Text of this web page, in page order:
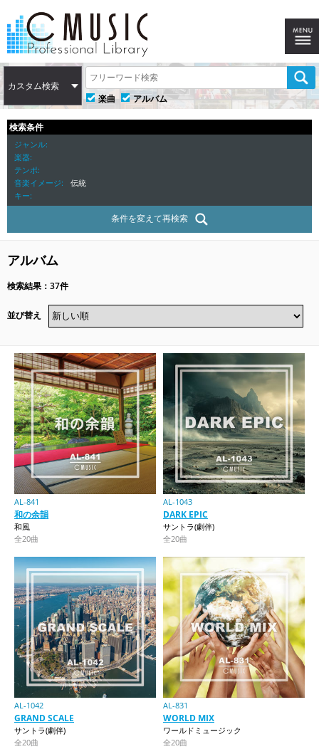
カスタム検索
楽曲
アルバム
検索条件
ジャンル
楽器
テンポ
音楽イメージ
伝統
キー
条件を変えて再検索
アルバム
検索結果：37件
並び替え
AL-841
和の余韻
和風
全20曲
AL-1043
DARK EPIC
サントラ(劇伴)
全20曲
AL-1042
GRAND SCALE
サントラ(劇伴)
全20曲
AL-831
WORLD MIX
ワールドミュージック
全20曲